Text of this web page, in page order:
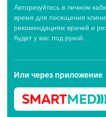
Авторизуйтесь в личном
время для посещения
рекомендациям врачей и
будет у вас под рукой.
Или через приложение